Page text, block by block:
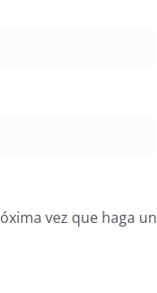
vez que haga un